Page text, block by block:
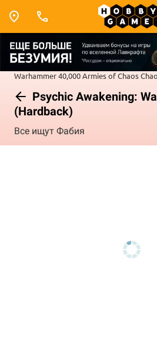
Warhammer 40,000Armies of Chaos
Psychic Awakening:
(Hardback)
Все ищут Фабия